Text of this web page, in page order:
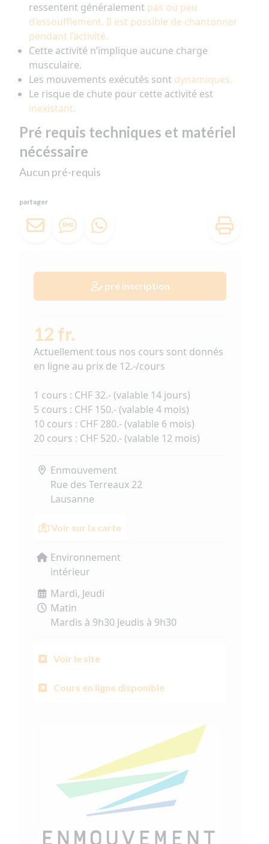
ressentent généralement pas ou peu
d’essoufflement. Il est possible de chantonner
pendant l’activité.
Cette activité n’implique aucune charge
musculaire.
Les mouvements exécutés sont dynamiques.
Le risque de chute pour cette activité est
inexistant.
Pré requis techniques et matériel
nécéssaire
Aucun pré-requis
partager
pré inscription
12 fr.
Actuellement tous nos cours sont donnés
en ligne au prix de 12.-/cours
1 cours : CHF 32.- (valable 14 jours)
5 cours : CHF 150.- (valable 4 mois)
10 cours : CHF 280.- (valable 6 mois)
20 cours : CHF 520.- (valable 12 mois)
Enmouvement
Rue des Terreaux 22
Lausanne
Voir sur la carte
Environnement
intérieur
Mardi, Jeudi
Matin
Mardis à 9h30 Jeudis à 9h30
Voir le site
Cours en ligne disponible